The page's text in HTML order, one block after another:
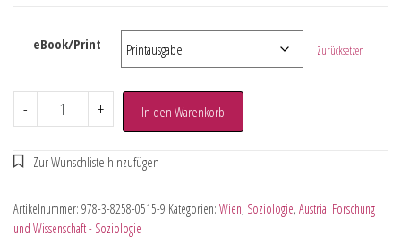
eBook/Print Zurücksetzen
- + In den Warenkorb
Artikelnummer: 978-3-8258-0515-9 Kategorien: Wien, Soziologie, Austria: Forschung
und Wissenschaft - Soziologie